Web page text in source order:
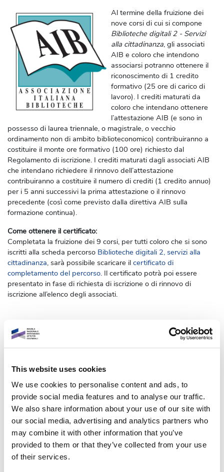
This website uses cookies
We use cookies to personalise content and ads, to
provide social media features and to analyse our traffic.
We also share information about your use of our site with
our social media, advertising and analytics partners who
may combine it with other information that you’ve
provided to them or that they’ve collected from your use
of their services.
Al termine della fruizione dei
nove corsi di cui si compone
Biblioteche digitali 2 - Servizi
alla cittadinanza, gli associati
AIB e coloro che intendono
associarsi potranno ottenere il
riconoscimento di 1 credito
formativo (25 ore di carico di
lavoro). I crediti maturati da
coloro che intendano ottenere
l’attestazione AIB (e sono in
possesso di laurea triennale, o magistrale, o vecchio
ordinamento non di ambito biblioteconomico) contribuiranno a
costituire il monte ore formativo (100 ore) richiesto dal
Regolamento di iscrizione. I crediti maturati dagli associati AIB
che intendano richiedere il rinnovo dell’attestazione
contribuiranno a costituire il numero di crediti (1 credito annuo)
per i 5 anni successivi la prima attestazione o il rinnovo
precedente (così come previsto dalla direttiva AIB sulla
formazione continua).
Come ottenere il certificato:
Completata la fruizione dei 9 corsi, per tutti coloro che si sono
iscritti alla scheda percorso Biblioteche digitali 2, servizi alla
cittadinanza, sarà possibile scaricare il certificato di
completamento del percorso. Il certificato potrà poi essere
presentato in fase di richiesta di iscrizione o di rinnovo di
iscrizione all’elenco degli associati.
Questo corso è parte di 1 percorso :
Biblioteche digitali 2 - Servizi alla cittadinanza
Informazioni generali